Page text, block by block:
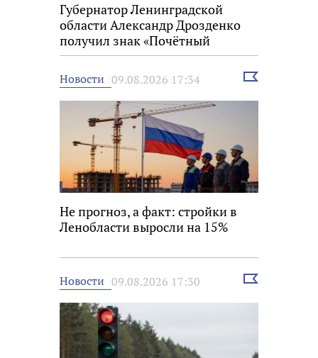
Губернатор Ленинградской
области Александр Дрозденко
получил знак «Почётный
строитель России»
Новости 09.08.2026 17:34
Выбрать
Не прогноз, а факт: стройки в
Ленобласти выросли на 15%
Новости 09.08.2026 17:30
Выбрать